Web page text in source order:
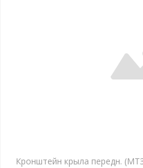
Кронштейн крыла передн.